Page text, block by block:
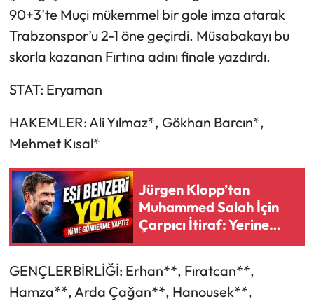
90+3’te Muçi mükemmel bir gole imza atarak
Trabzonspor’u 2-1 öne geçirdi. Müsabakayı bu
skorla kazanan Fırtına adını finale yazdırdı.
STAT: Eryaman
HAKEMLER: Ali Yılmaz*, Gökhan Barcın*,
Mehmet Kısal*
Jürgen Klopp’tan
Muhammed Salah İçin
Çarpıcı İtiraf: Yerine
Kimse Bulunamaz
GENÇLERBİRLİĞİ: Erhan**, Fıratcan**,
Hamza**, Arda Çağan**, Hanousek**,